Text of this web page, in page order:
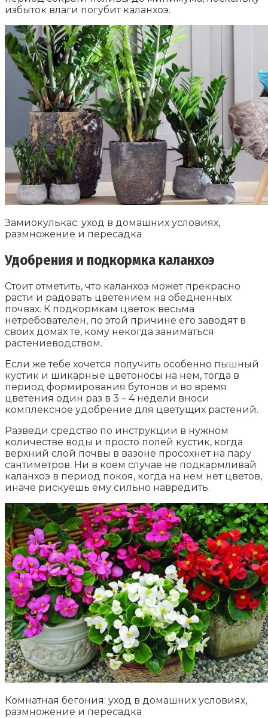
избыток влаги погубит каланхоэ.
Замиокулькас: уход в домашних условиях,
размножение и пересадка
Удобрения и подкормка каланхоэ
Стоит отметить, что каланхоэ может прекрасно
расти и радовать цветением на обедненных
почвах. К подкормкам цветок весьма
нетребователен, по этой причине его заводят в
своих домах те, кому некогда заниматься
растениеводством.
Если же тебе хочется получить особенно пышный
кустик и шикарные цветоносы на нем, тогда в
период формирования бутонов и во время
цветения один раз в 3 – 4 недели вноси
комплексное удобрение для цветущих растений.
Разведи средство по инструкции в нужном
количестве воды и просто полей кустик, когда
верхний слой почвы в вазоне просохнет на пару
сантиметров. Ни в коем случае не подкармливай
каланхоэ в период покоя, когда на нем нет цветов,
иначе рискуешь ему сильно навредить.
Комнатная бегония: уход в домашних условиях,
размножение и пересадка